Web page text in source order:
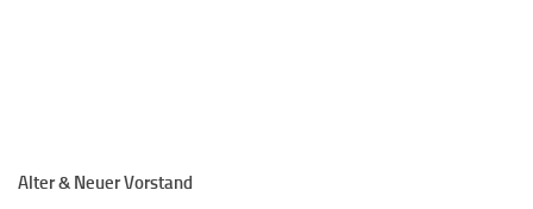
Alter & Neuer Vorstand